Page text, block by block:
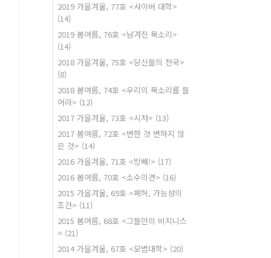
2019 가을겨울, 77호 <사이버 대학>
(14)
2019 봄여름, 76호 <남겨진 목소리>
(14)
2018 가을겨울, 75호 <당신들의 천국>
(8)
2018 봄여름, 74호 <우리의 목소리를 들
어라> (12)
2017 가을겨울, 73호 <시차> (13)
2017 봄여름, 72호 <변한 것 변하지 않
은 것> (14)
2016 가을겨울, 71호 <방빼!> (17)
2016 봄여름, 70호 <소수의견> (16)
2015 가을겨울, 69호 <폐허, 가능성의
조건> (11)
2015 봄여름, 68호 <그들만의 비지니스
> (21)
2014 가을겨울, 67호 <모범대학> (20)